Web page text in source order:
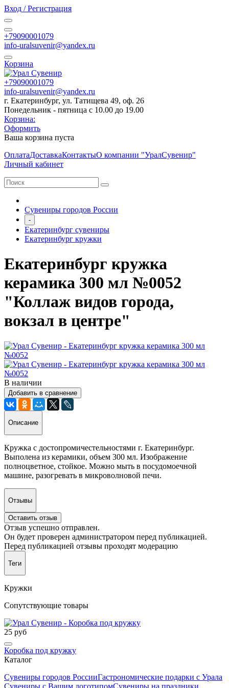
Вход / Регистрация
+79090001079
info-uralsuvenir@yandex.ru
Корзина
+79090001079
info-uralsuvenir@yandex.ru
г. Екатеринбург, ул. Татищева 49, оф. 26
Понедельник - пятница с 10.00 до 19.00
Корзина:
Оформить
Ваша корзина пуста
ОплатаДоставкаКонтактыО компании "УралСувенир"
Личный кабинет
Сувениры городов России
-
Екатеринбург сувениры
Екатеринбург кружки
Екатеринбург кружка
керамика 300 мл №0052
"Коллаж видов города,
вокзал в центре"
В наличии
Добавить в сравнение
Описание
Кружка с достопромичестельностями г. Екатеринбург.
Выполена из керамики, объем 300 мл. Изображение
полноцветное, стойкое. Можно мыть в посудомоечной
машине, разогревать в микроволновой печи.
Отзывы
Оставить отзыв
Отзыв успешно отправлен.
Он будет проверен администратором перед публикацией.
Перед публикацией отзывы проходят модерацию
Теги
Кружки
Сопутствующие товары
25 руб
Коробка под кружку
Каталог
Сувениры городов РоссииГастрономические подарки с Урала
Сувениры с Вашим логотипомСувениры на праздники